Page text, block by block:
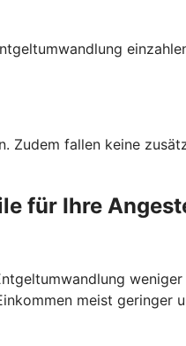
fallen keine
für Ihre
meist geringer